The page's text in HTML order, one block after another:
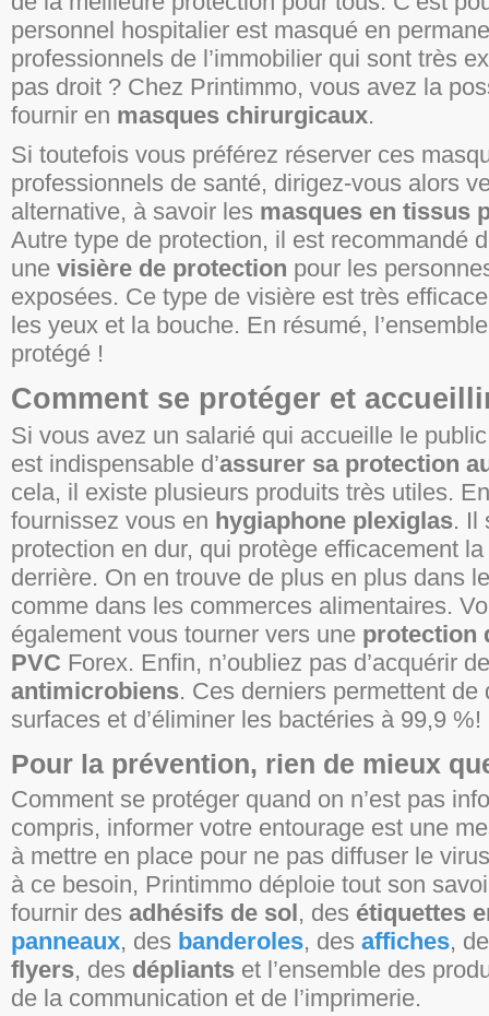
personnel hospitalier est masqué en
professionnels de l’immobilier qui sont très
pas droit ? Chez Printimmo, vous avez la
fournir en masques chirurgicaux.
Si toutefois vous préférez réserver ces
professionnels de santé, dirigez-vous alors
alternative, à savoir les masques en tissus
Autre type de protection, il est recommandé
une visière de protection pour les
exposées. Ce type de visière est très
les yeux et la bouche. En résumé,
protégé !
Comment se protéger et
Si vous avez un salarié qui accueille le
est indispensable d’assurer sa protection
cela, il existe plusieurs produits très utiles.
fournissez vous en hygiaphone plexiglas. Il
protection en dur, qui protège efficacement
derrière. On en trouve de plus en plus dans
comme dans les commerces alimentaires.
également vous tourner vers une protection
PVC Forex. Enfin, n’oubliez pas d’acquérir
antimicrobiens. Ces derniers permettent de
surfaces et d’éliminer les bactéries à 99,9 %!
Pour la prévention, rien de mieux
Comment se protéger quand on n’est pas
compris, informer votre entourage est une
à mettre en place pour ne pas diffuser le
à ce besoin, Printimmo déploie tout son
fournir des adhésifs de sol, des étiquettes
panneaux, des banderoles, des affiches,
flyers, des dépliants et l’ensemble des
de la communication et de l’imprimerie.